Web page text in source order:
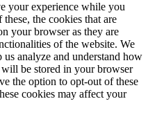
your experience while you
the cookies that are
your browser as they are
of the website. We
analyze and understand how
be stored in your browser
the option to opt-out of these
cookies may affect your